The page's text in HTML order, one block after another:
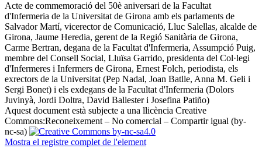
Acte de commemoració del 50è aniversari de la Facultat
d'Infermeria de la Universitat de Girona amb els parlaments de
Salvador Martí, vicerector de Comunicació, Lluc Salellas, alcalde de
Girona, Jaume Heredia, gerent de la Regió Sanitària de Girona,
Carme Bertran, degana de la Facultat d'Infermeria, Assumpció Puig,
membre del Consell Social, Lluïsa Garrido, presidenta del Col·legi
d'Infermeres i Infermers de Girona, Ernest Folch, periodista, els
exrectors de la Universitat (Pep Nadal, Joan Batlle, Anna M. Geli i
Sergi Bonet) i els exdegans de la Facultat d'Infermeria (Dolors
Juvinyà, Jordi Doltra, David Ballester i Josefina Patiño) ​
Aquest document està subjecte a una llicència Creative
Commons:Reconeixement – No comercial – Compartir igual (by-
nc-sa)
Mostra el registre complet de l'element